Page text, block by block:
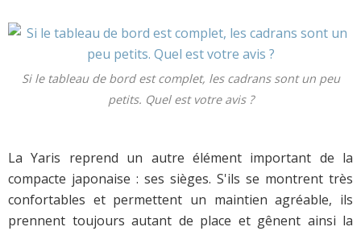
Si le tableau de bord est complet, les cadrans sont un peu
petits. Quel est votre avis ?
La Yaris reprend un autre élément important de la
compacte japonaise : ses sièges. S'ils se montrent très
confortables et permettent un maintien agréable, ils
prennent toujours autant de place et gênent ainsi la